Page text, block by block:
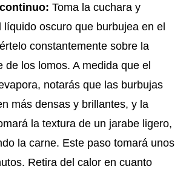
Toma la cuchara y
líquido oscuro que burbujea en el
constantemente sobre la
de los lomos. A medida que el
notarás que las burbujas
más densas y brillantes, y la
la textura de un jarabe ligero,
la carne. Este paso tomará unos
Retira del calor en cuanto